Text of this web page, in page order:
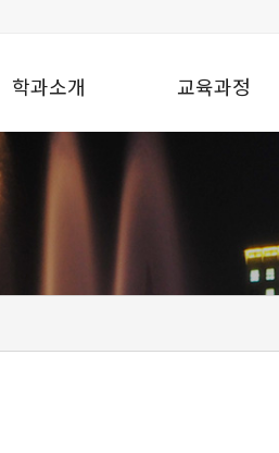
학과소개 교육과정